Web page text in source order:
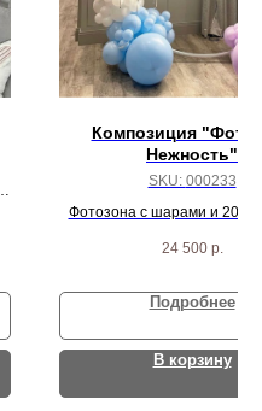
Композиция
Нежность"
SKU: 000233
Фотозона с шарами и 20
24 500 р.
Подробнее
В корзину